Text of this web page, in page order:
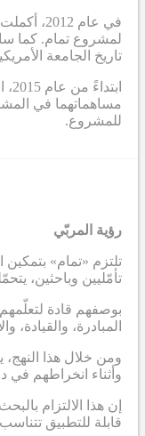
في عام
تاريخ الجامعة
مساهماتهما في
للمشروع.
رؤية المربّي
تلتزم «تمام»
تأمّليين وباحثين،
بوصفهم قادة
المبادرة،
ومن خلال هذا النهج،
وأثناء انخراطهم في
إن هذا الالتزام
قابلة للتطبيق